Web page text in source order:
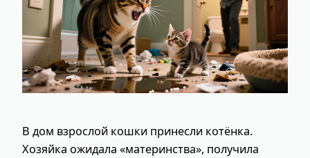
В дом взрослой кошки принесли котёнка.
Хозяйка ожидала «материнства», получила